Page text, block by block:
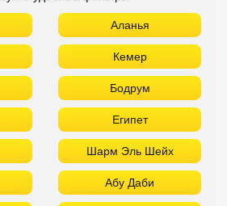
Абу Даби
Аджман
Фуджейра
Паттайя
Краби
Пхукет